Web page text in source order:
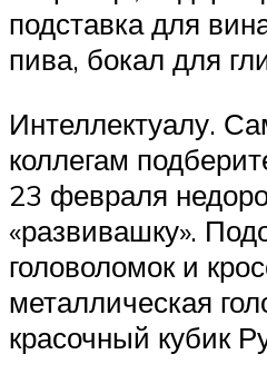
подставка для
пива, бокал для
Интеллектуалу.
коллегам
23 февраля
«развивашку».
головоломок и
металлическая
красочный кубик